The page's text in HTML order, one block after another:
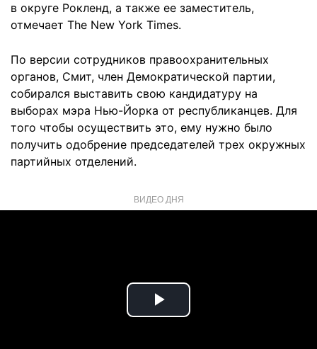
в округе Рокленд, а также ее заместитель,
отмечает The New York Times.
По версии сотрудников правоохранительных
органов, Смит, член Демократической партии,
собирался выставить свою кандидатуру на
выборах мэра Нью-Йорка от республиканцев. Для
того чтобы осуществить это, ему нужно было
получить одобрение председателей трех окружных
партийных отделений.
ВИДЕО ДНЯ
Play